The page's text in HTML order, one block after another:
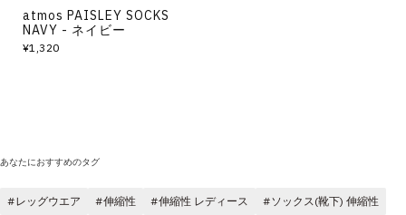
atmos PAISLEY SOCKS
NAVY - ネイビー
¥1,320
あなたにおすすめのタグ
レッグウエア 伸縮性 伸縮性 レディース
ソックス(靴下) 伸縮性